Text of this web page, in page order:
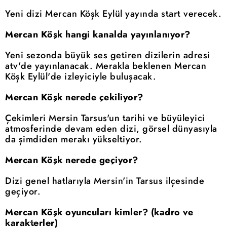
Yeni dizi Mercan Köşk Eylül yayında start verecek.
Mercan Köşk hangi kanalda yayınlanıyor?
Yeni sezonda büyük ses getiren dizilerin adresi
atv'de yayınlanacak. Merakla beklenen Mercan
Köşk Eylül'de izleyiciyle buluşacak.
Mercan Köşk nerede çekiliyor?
Çekimleri Mersin Tarsus'un tarihi ve büyüleyici
atmosferinde devam eden dizi, görsel dünyasıyla
da şimdiden merakı yükseltiyor.
Mercan Köşk nerede geçiyor?
Dizi genel hatlarıyla Mersin'in Tarsus ilçesinde
geçiyor.
Mercan Köşk oyuncuları kimler? (kadro ve
karakterler)